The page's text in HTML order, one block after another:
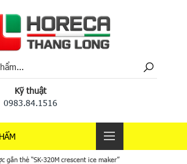
Kỹ thuật
0983.84.1516
gắn thẻ “SK-320M crescent ice maker”